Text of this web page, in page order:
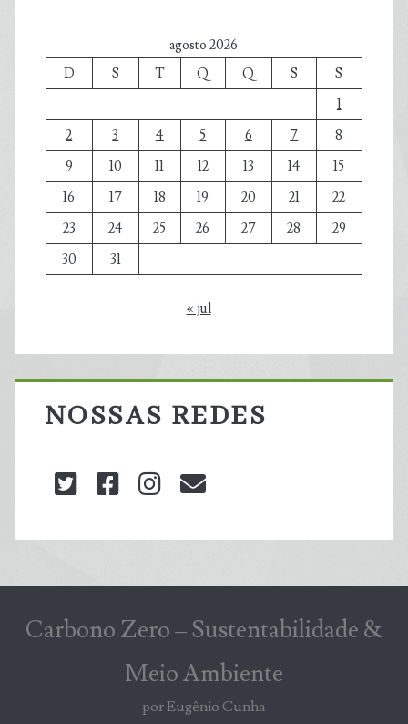
agosto 2026
D
S T Q Q S
S
1
2
3 4 5 6 7
8
9
10 11 12 13 14
15
16
17 18 19 20 21
22
23
24 25 26 27 28
29
30
31
« jul
NOSSAS REDES
twitterfacebookinstagram
Carbono Zero – Sustentabilidade &
Meio Ambiente
por Eugênio Cunha